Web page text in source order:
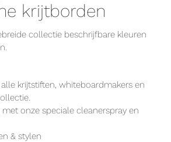
krijtborden
collectie beschrijfbare kleuren
krijtstiften, whiteboardmakers en
onze speciale cleanerspray en
& stylen